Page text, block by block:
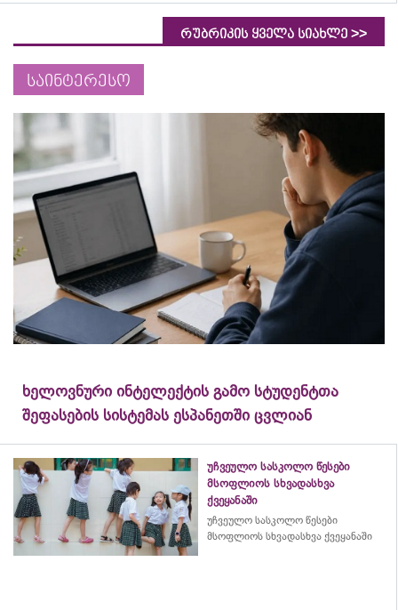
რუბრიკის ყველა სიახლე >>
საინტერესო
ხელოვნური ინტელექტის გამო სტუდენტთა
შეფასების სისტემას ესპანეთში ცვლიან
უჩვეულო სასკოლო წესები
მსოფლიოს სხვადასხვა
ქვეყანაში
უჩვეულო სასკოლო წესები
მსოფლიოს სხვადასხვა ქვეყანაში